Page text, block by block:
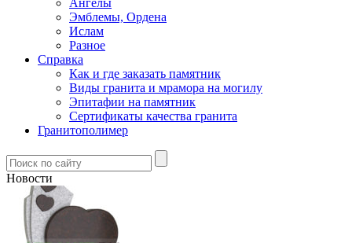
Ангелы
Эмблемы, Ордена
Ислам
Разное
Справка
Как и где заказать памятник
Виды гранита и мрамора на могилу
Эпитафии на памятник
Сертификаты качества гранита
Гранитополимер
Новости